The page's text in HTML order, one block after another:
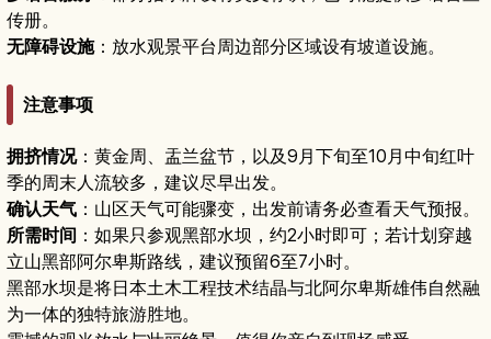
传册。
无障碍设施：放水观景平台周边部分区域设有坡道设施。
注意事项
拥挤情况：黄金周、盂兰盆节，以及9月下旬至10月中旬红叶
季的周末人流较多，建议尽早出发。
确认天气 ：山区天气可能骤变，出发前请务必查看天气预报。
所需时间 ：如果只参观黑部水坝，约2小时即可；若计划穿越
立山黑部阿尔卑斯路线，建议预留6至7小时。
黑部水坝是将日本土木工程技术结晶与北阿尔卑斯雄伟自然融
为一体的独特旅游胜地。